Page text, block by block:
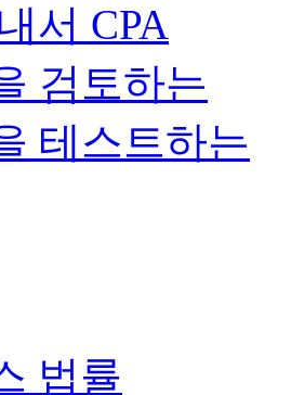
서 CPA
검토하는
테스트하는
법률